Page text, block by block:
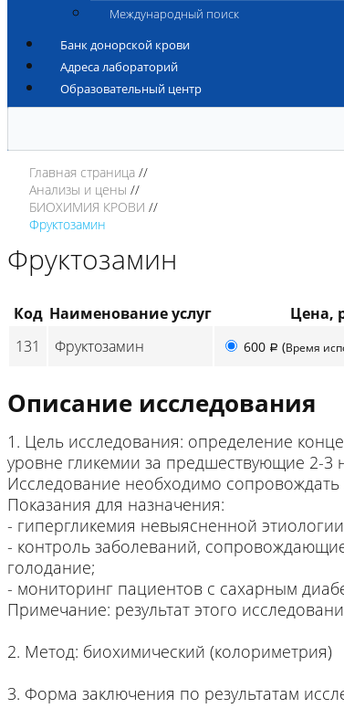
Международный поиск
Банк донорской крови
Адреса лабораторий
Образовательный центр
Главная страница
Анализы и цены
БИОХИМИЯ КРОВИ
Фруктозамин
Фруктозамин
Код Наименование услуг Цена,
131
Фруктозамин 600 p (Время
Описание исследования
1. Цель исследования: определение
уровне гликемии за предшествующие 2-3
Исследование необходимо
Показания для назначения:
- гипергликемия невыясненной
- контроль заболеваний,
голодание;
- мониторинг пациентов с сахарным
Примечание: результат этого
2. Метод: биохимический (колориметрия)
3. Форма заключения по результатам